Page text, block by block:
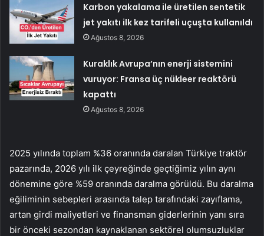
Karbon yakalama ile üretilen sentetik
jet yakıtı ilk kez tarifeli uçuşta kullanıldı
Ağustos 8, 2026
Kuraklık Avrupa’nın enerji sistemini
vuruyor: Fransa üç nükleer reaktörü
kapattı
Ağustos 8, 2026
2025 yılında toplam %36 oranında daralan Türkiye traktör
pazarında, 2026 yılı ilk çeyreğinde geçtiğimiz yılın aynı
dönemine göre %59 oranında daralma görüldü. Bu daralma
eğiliminin sebepleri arasında talep tarafındaki zayıflama,
artan girdi maliyetleri ve finansman giderlerinin yanı sıra
bir önceki sezondan kaynaklanan sektörel olumsuzluklar